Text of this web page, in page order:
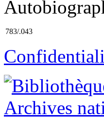
783/.043